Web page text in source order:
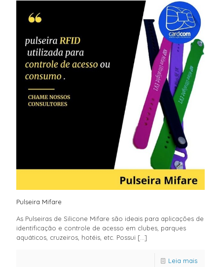
Pulseira Mifare
As Pulseiras de Silicone Mifare são ideais para aplicações de
identificação e controle de acesso em clubes, parques
aquáticos, cruzeiros, hotéis, etc. Possui […]
Leia mais